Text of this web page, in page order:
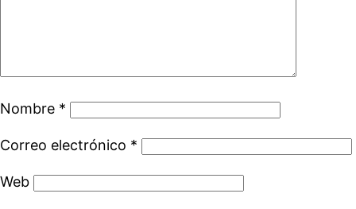
Nombre *
Correo electrónico *
Web